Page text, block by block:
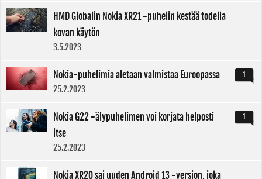
HMD Globalin Nokia XR21 -puhelin kestää todella
kovan käytön
3.5.2023
1
Nokia-puhelimia aletaan valmistaa Euroopassa
25.2.2023
1
Nokia G22 -älypuhelimen voi korjata helposti
itse
25.2.2023
Nokia XR20 sai uuden Android 13 -version, joka